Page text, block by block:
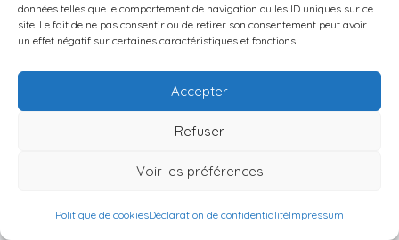
données telles que le comportement de navigation ou les ID uniques sur ce
site. Le fait de ne pas consentir ou de retirer son consentement peut avoir
un effet négatif sur certaines caractéristiques et fonctions.
Accepter
Refuser
Voir les préférences
Politique de cookiesDéclaration de confidentialitéImpressum
Analyse de votre profil — Capital,
Top 5 destinations 2026-2027 —
Rendement, sécurité, données
à votre situation de résident fiscal ou